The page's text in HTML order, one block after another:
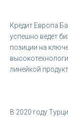
Кредит Европа
успешно ведет
позиции на
линейкой
В 2020 году